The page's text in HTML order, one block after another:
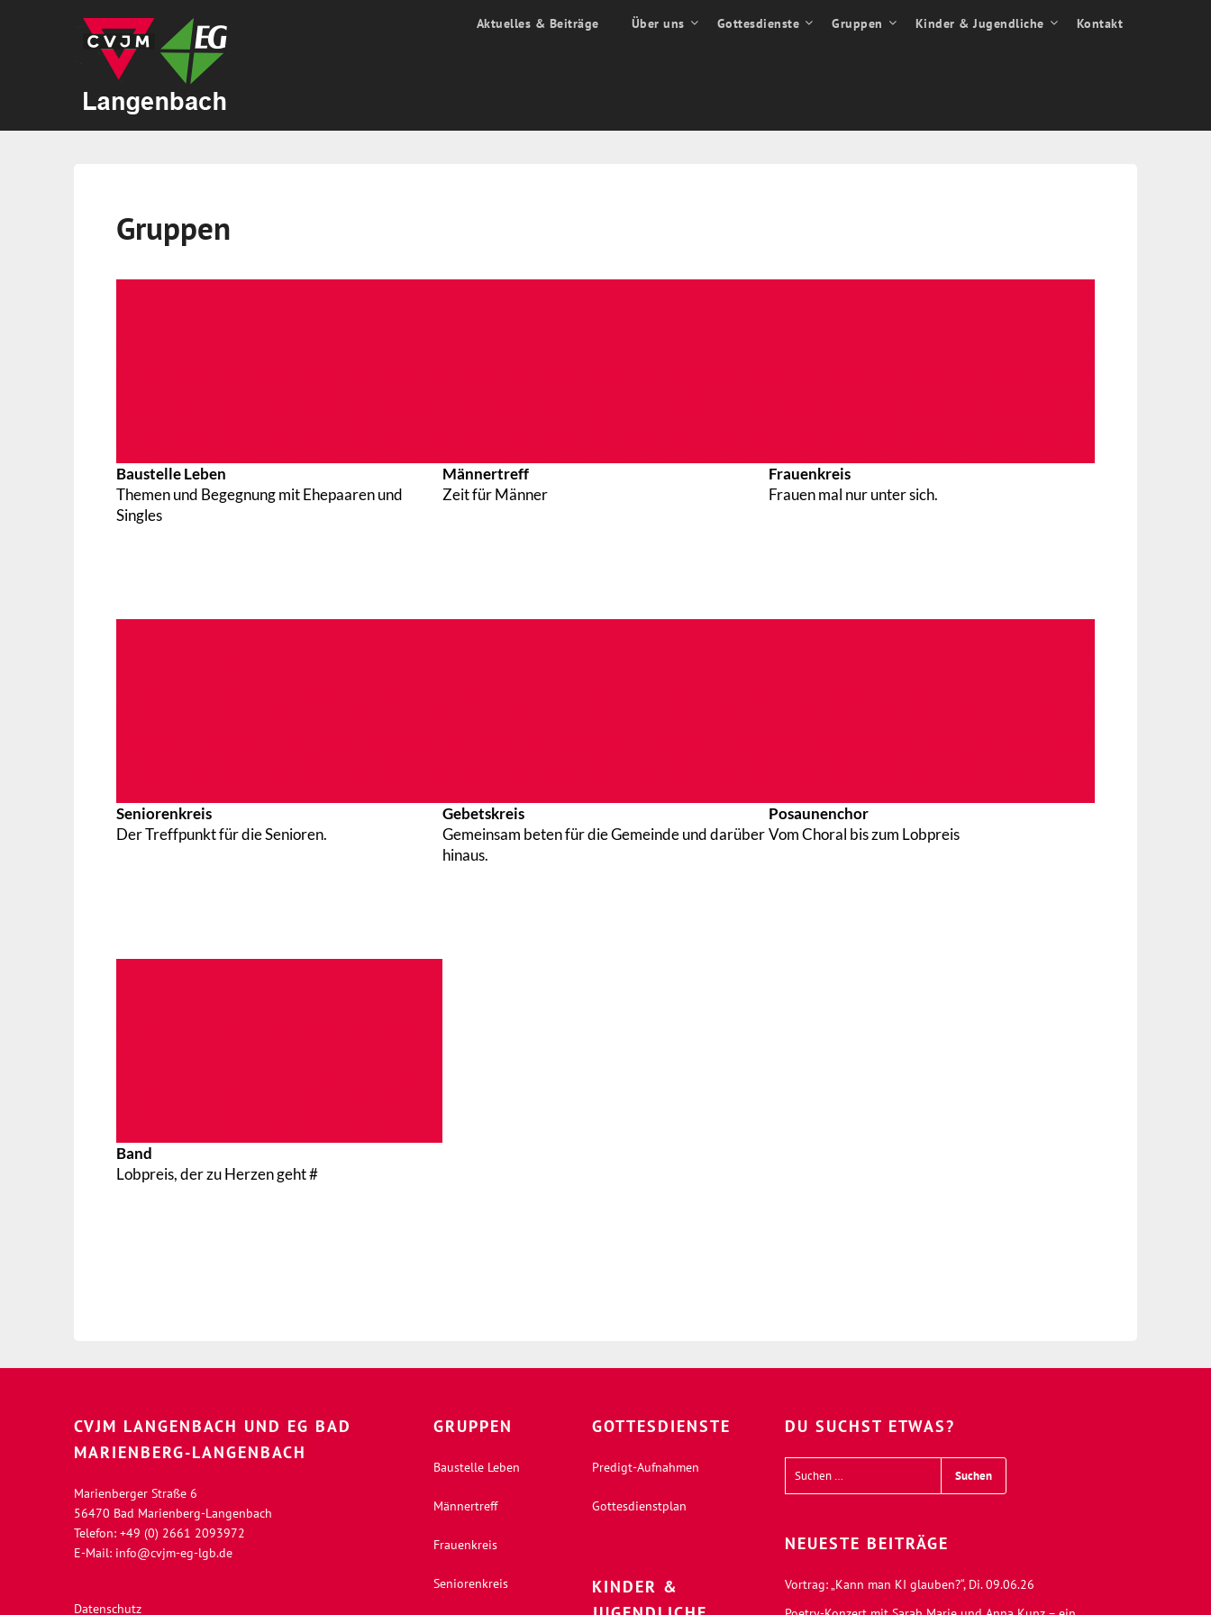
Aktuelles & Beiträge Über uns Gottesdienste Gruppen Kinder & Jugendliche Kontakt
Gruppen
Baustelle Leben
Themen und Begegnung mit Ehepaaren und
Singles
Seniorenkreis
Der Treffpunkt für die Senioren.
Band
Lobpreis, der zu Herzen geht #
Männertreff
Zeit für Männer
Gebetskreis
Gemeinsam beten für die Gemeinde und darüber
hinaus.
Frauenkreis
Frauen mal nur unter sich.
Posaunenchor
Vom Choral bis zum Lobpreis
CVJM LANGENBACH UND EG BAD
MARIENBERG-LANGENBACH
Marienberger Straße 6
56470 Bad Marienberg-Langenbach
Telefon: +49 (0) 2661 2093972
E-Mail: info@cvjm-eg-lgb.de
Datenschutz
GRUPPEN
Baustelle Leben
Männertreff
Frauenkreis
Seniorenkreis
GOTTESDIENSTE
Predigt-Aufnahmen
Gottesdienstplan
KINDER &
DU SUCHST ETWAS?
NEUESTE BEITRÄGE
Vortrag: „Kann man KI glauben?“, Di. 09.06.26